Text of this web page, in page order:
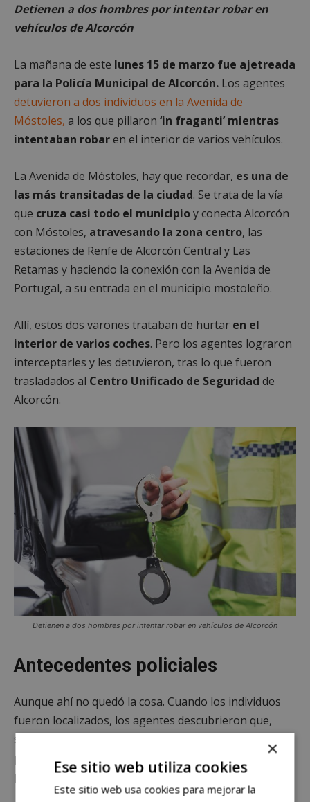
Detienen a dos hombres por intentar robar en
vehículos de Alcorcón
La mañana de este lunes 15 de marzo fue ajetreada
para la Policía Municipal de Alcorcón. Los agentes
detuvieron a dos individuos en la Avenida de
Móstoles, a los que pillaron ‘in fraganti’ mientras
intentaban robaren el interior de varios vehículos.
La Avenida de Móstoles, hay que recordar, es una de
las más transitadas de la ciudad. Se trata de la vía
que cruza casi todo el municipioy conecta Alcorcón
con Móstoles, atravesando la zona centro, las
estaciones de Renfe de Alcorcón Central y Las
Retamas y haciendo la conexión con la Avenida de
Portugal, a su entrada en el municipio mostoleño.
Allí, estos dos varones trataban de hurtar en el
interior de varios coches. Pero los agentes lograron
interceptarles y les detuvieron, tras lo que fueron
trasladados al Centro Unificado de Seguridad de
Alcorcón.
Detienen a dos hombres por intentar robar en vehículos de Alcorcón
Antecedentes policiales
Aunque ahí no quedó la cosa. Cuando los individuos
fueron localizados, los agentes descubrieron que,
sobre uno de ellos, figuraban ya otras
previas de detención.
Es decir, que se trataba de una
persona reincidente en ese sentido.
×
Ese sitio web utiliza cookies
Este sitio web usa cookies para mejorar la